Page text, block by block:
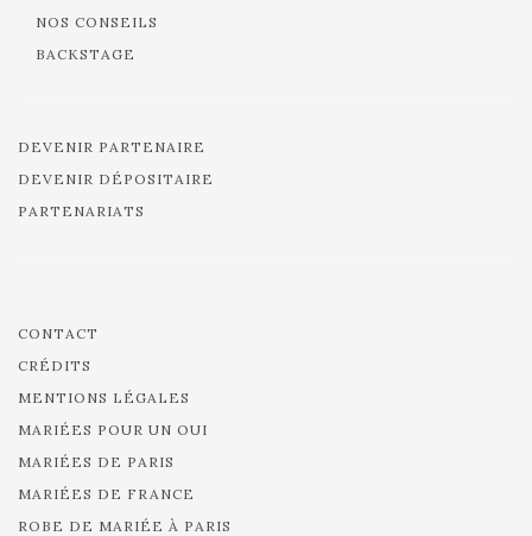
NOS CONSEILS
BACKSTAGE
DEVENIR PARTENAIRE
DEVENIR DÉPOSITAIRE
PARTENARIATS
CONTACT
CRÉDITS
MENTIONS LÉGALES
MARIÉES POUR UN OUI
MARIÉES DE PARIS
MARIÉES DE FRANCE
ROBE DE MARIÉE À PARIS